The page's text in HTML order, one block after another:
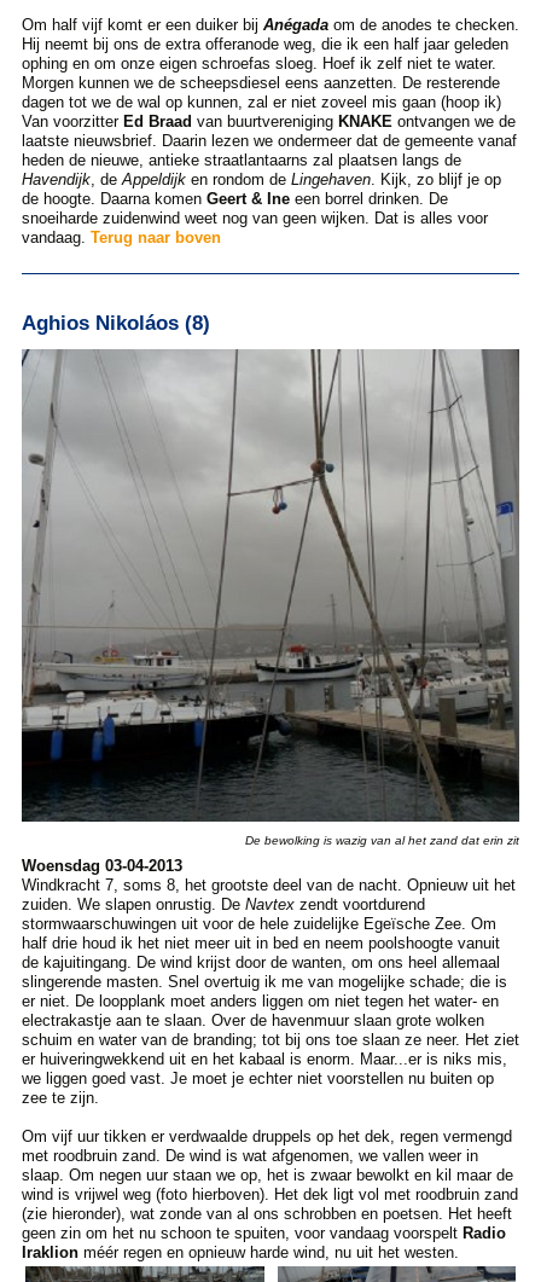
Om half vijf komt er een duiker bij Anégadaom de anodes te checken.
Hij neemt bij ons de extra offeranode weg, die ik een half jaar geleden
ophing en om onze eigen schroefas sloeg. Hoef ik zelf niet te water.
Morgen kunnen we de scheepsdiesel eens aanzetten. De resterende
dagen tot we de wal op kunnen, zal er niet zoveel mis gaan (hoop ik)
Van voorzitter Ed Braad van buurtvereniging KNAKEontvangen we de
laatste nieuwsbrief. Daarin lezen we ondermeer dat de gemeente vanaf
heden de nieuwe, antieke straatlantaarns zal plaatsen langs de
Havendijk, deAppeldijken rondom de Lingehaven. Kijk, zo blijf je op
de hoogte. Daarna komen Geert & Ineeen borrel drinken. De
snoeiharde zuidenwind weet nog van geen wijken. Dat is alles voor
vandaag. Terug naar boven
Aghios Nikoláos (8)
De bewolking is wazig van al het zand dat erin zit
Woensdag 03-04-2013
Windkracht 7, soms 8, het grootste deel van de nacht. Opnieuw uit het
zuiden. We slapen onrustig. De Navtexzendt voortdurend
stormwaarschuwingen uit voor de hele zuidelijke Egeïsche Zee. Om
half drie houd ik het niet meer uit in bed en neem poolshoogte vanuit
de kajuitingang. De wind krijst door de wanten, om ons heel allemaal
slingerende masten. Snel overtuig ik me van mogelijke schade; die is
er niet. De loopplank moet anders liggen om niet tegen het water- en
electrakastje aan te slaan. Over de havenmuur slaan grote wolken
schuim en water van de branding; tot bij ons toe slaan ze neer. Het ziet
er huiveringwekkend uit en het kabaal is enorm. Maar...er is niks mis,
we liggen goed vast. Je moet je echter niet voorstellen nu buiten op
zee te zijn.
Om vijf uur tikken er verdwaalde druppels op het dek, regen vermengd
met roodbruin zand. De wind is wat afgenomen, we vallen weer in
slaap. Om negen uur staan we op, het is zwaar bewolkt en kil maar de
wind is vrijwel weg (foto hierboven). Het dek ligt vol met roodbruin zand
(zie hieronder), wat zonde van al ons schrobben en poetsen. Het heeft
geen zin om het nu schoon te spuiten, voor vandaag voorspelt Radio
Iraklionméér regen en opnieuw harde wind, nu uit het westen.